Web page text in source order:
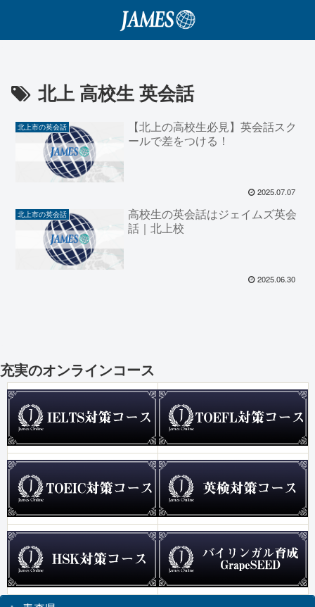
北上 高校生 英会話
北上市の英会話
【北上の高校生必見】英会話スク
ールで差をつける！
2025.07.07
北上市の英会話
高校生の英会話はジェイムズ英会
話｜北上校
2025.06.30
充実のオンラインコース